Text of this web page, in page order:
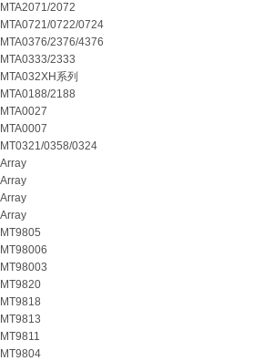
MTA2071/2072
MTA0721/0722/0724
MTA0376/2376/4376
MTA0333/2333
MTA032XH系列
MTA0188/2188
MTA0027
MTA0007
MT0321/0358/0324
Array
Array
Array
Array
MT9805
MT98006
MT98003
MT9820
MT9818
MT9813
MT9811
MT9804